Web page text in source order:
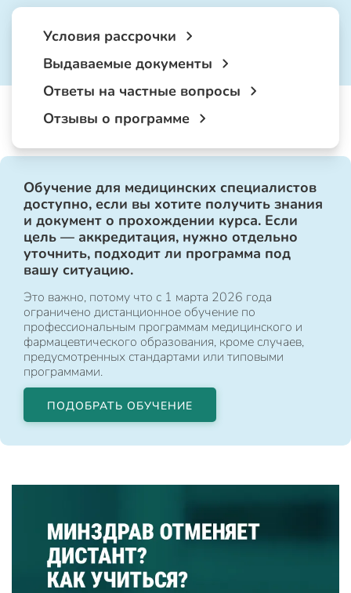
Условия рассрочки
Выдаваемые документы
Ответы на частные вопросы
Отзывы о программе
Обучение для медицинских специалистов
доступно, если вы хотите получить знания
и документ о прохождении курса. Если
цель — аккредитация, нужно отдельно
уточнить, подходит ли программа под
вашу ситуацию.
Это важно, потому что с 1 марта 2026 года
ограничено дистанционное обучение по
профессиональным программам медицинского и
фармацевтического образования, кроме случаев,
предусмотренных стандартами или типовыми
программами.
ПОДОБРАТЬ ОБУЧЕНИЕ